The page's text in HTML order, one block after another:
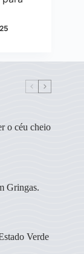
o céu cheio
Gringas.
Verde